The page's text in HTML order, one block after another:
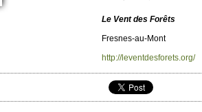
Le Vent des Forêts
Fre­snes-au-Mont
http://​leventdesforets.​org/​